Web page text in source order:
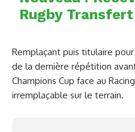
Rugby
Remplaçant puis titulaire
de la dernière répétition
Champions Cup face au
irremplaçable sur le terrain.